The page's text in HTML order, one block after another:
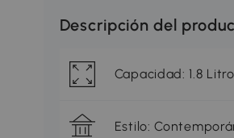
Descripción del
Capacidad: 1.8
Estilo: